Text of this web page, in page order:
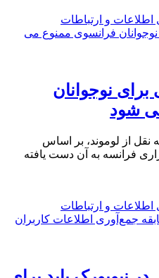
اطلاعات و ارتباطات
نوجوانان
شود
از لوموند، بر اساس
فرانسه به آن دست یافته
اطلاعات و ارتباطات